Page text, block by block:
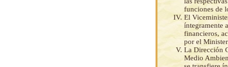
funciones de
El
íntegramente
financieros,
por el
La Dirección
Medio